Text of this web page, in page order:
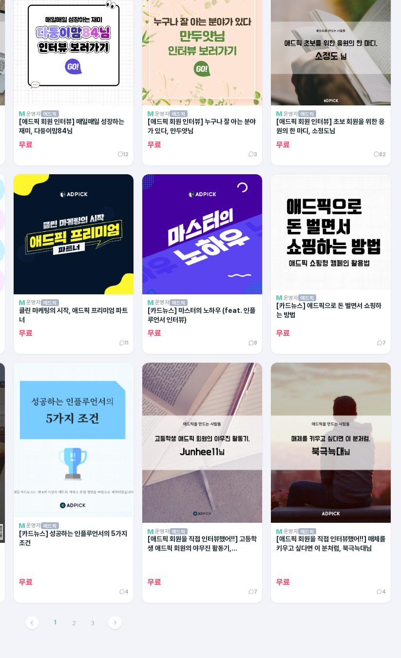
운영자 애드픽
[애드픽 회원 인터뷰] 매일매일 성장하는
재미, 다둥이맘84님
무료
12
운영자 애드픽
[애드픽 회원 인터뷰] 누구나 잘 아는 분야
가 있다, 만두얏님
무료
3
운영자 애드픽
[애드픽 회원 인터뷰] 초보 회원을 위한 응
원의 한 마디, 소정도님
무료
82
운영자 애드픽
클린 마케팅의 시작, 애드픽 프리미엄 파트
너
무료
11
운영자 애드픽
[카드뉴스] 마스터의 노하우 (feat. 인플
루언서 인터뷰)
무료
9
운영자 애드픽
[카드뉴스] 애드픽으로 돈 벌면서 쇼핑하
는 방법
무료
7
운영자 애드픽
[카드뉴스] 성공하는 인플루언서의 5가지
조건
무료
4
운영자 애드픽
[애드픽 회원을 직접 인터뷰했어!!] 고등학
생 애드픽 회원의 야무진 활동기,
무료
7
운영자 애드픽
[애드픽 회원을 직접 인터뷰했어!!] 매체를
키우고 싶다면 이 분처럼, 북극늑대님
무료
4
1 2 3